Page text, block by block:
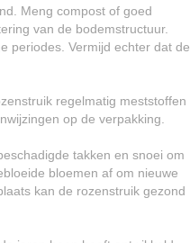
Meng compost of goed
van de bodemstructuur.
periodes. Vermijd echter dat de
regelmatig meststoffen
op de verpakking.
takken en snoei om
bloemen af om nieuwe
kan de rozenstruik gezond